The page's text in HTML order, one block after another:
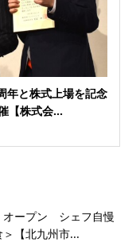
年と株式上場を記念
【株式会...
オープン シェフ自慢
【北九州市...